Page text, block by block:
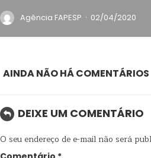
Agência FAPESP · 02/04/2020
AINDA NÃO HÁ COMENTÁRIOS
DEIXE UM COMENTÁRIO
O seu endereço de e-mail não será